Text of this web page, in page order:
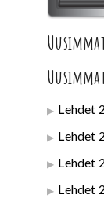
Lehdet
Lehdet
Lehdet
Lehdet